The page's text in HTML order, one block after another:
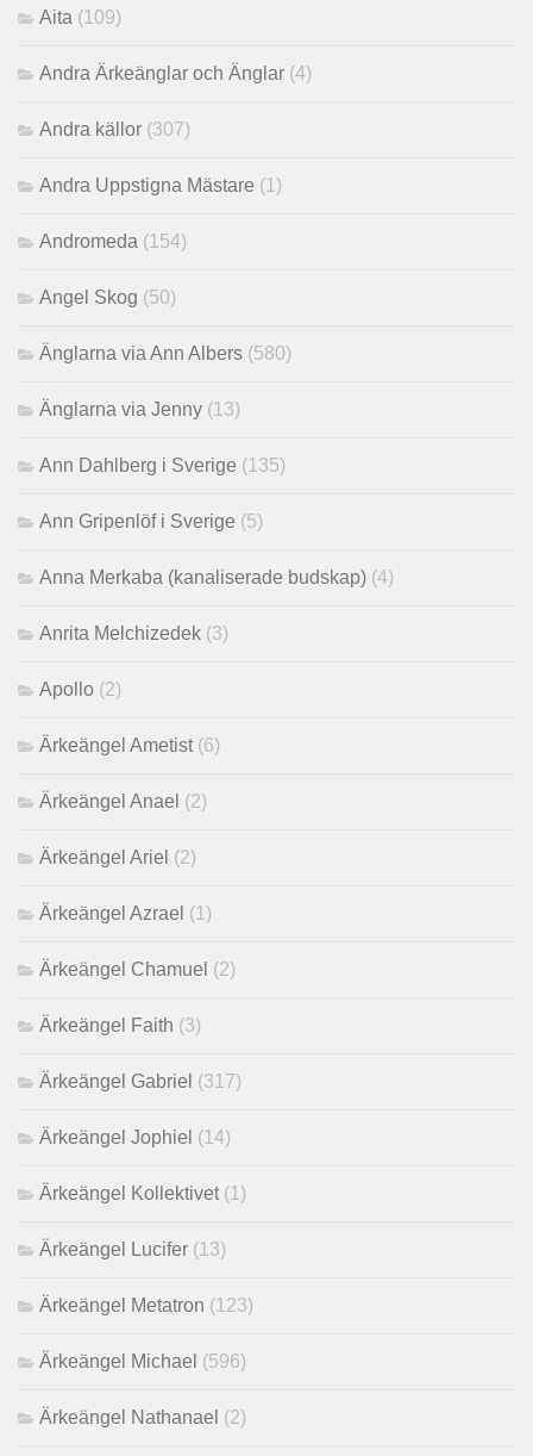
Aita (109)
Andra Ärkeänglar och Änglar (4)
Andra källor (307)
Andra Uppstigna Mästare (1)
Andromeda (154)
Angel Skog (50)
Änglarna via Ann Albers (580)
Änglarna via Jenny (13)
Ann Dahlberg i Sverige (135)
Ann Gripenlöf i Sverige (5)
Anna Merkaba (kanaliserade budskap) (4)
Anrita Melchizedek (3)
Apollo (2)
Ärkeängel Ametist(6)
Ärkeängel Anael (2)
Ärkeängel Ariel (2)
Ärkeängel Azrael (1)
Ärkeängel Chamuel (2)
Ärkeängel Faith (3)
Ärkeängel Gabriel (317)
Ärkeängel Jophiel (14)
Ärkeängel Kollektivet(1)
Ärkeängel Lucifer (13)
Ärkeängel Metatron (123)
Ärkeängel Michael (596)
Ärkeängel Nathanael (2)